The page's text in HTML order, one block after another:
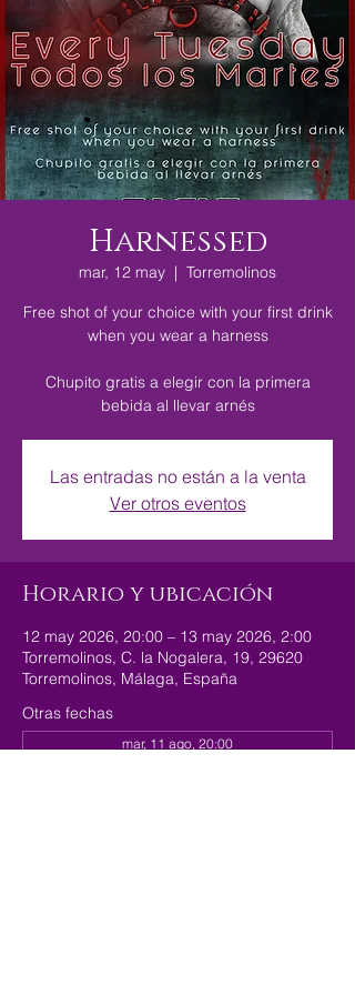
Harnessed
mar, 12 may
  |
Torremolinos
Free shot of your choice with your first drink
when you wear a harness
Chupito gratis a elegir con la primera
bebida al llevar arnés
Las entradas no están a la venta
Ver otros eventos
Horario y ubicación
12 may 2026, 20:00 – 13 may 2026, 2:00
Torremolinos, C. la Nogalera, 19, 29620
Torremolinos, Málaga, España
Otras fechas
mar, 11 ago, 20:00